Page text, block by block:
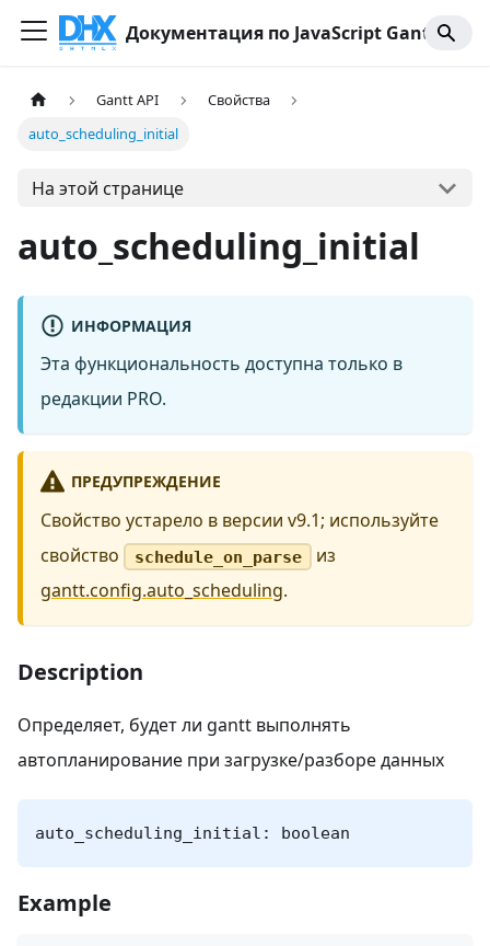
Документация по JavaScript Gantt
Gantt API
Свойства
auto_scheduling_initial
На этой странице
auto_scheduling_initial
ИНФОРМАЦИЯ
Эта функциональность доступна только в
редакции PRO.
ПРЕДУПРЕЖДЕНИЕ
Свойство устарело в версии v9.1; используйте
свойство
schedule_on_parse
из
gantt.config.auto_scheduling.
Description
Определяет, будет ли gantt выполнять
автопланирование при загрузке/разборе данных
auto_scheduling_initial: boolean
Example